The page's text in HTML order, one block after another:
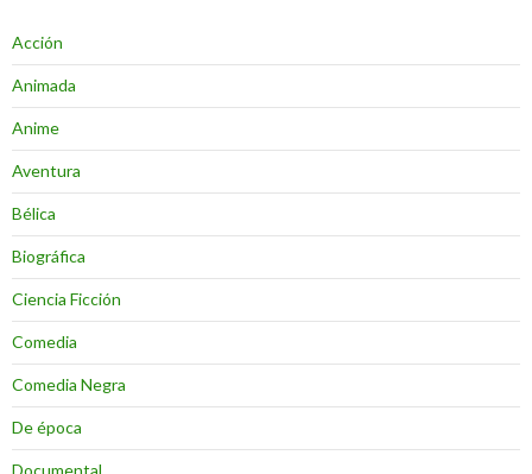
Acción
Animada
Anime
Aventura
Bélica
Biográfica
Ciencia Ficción
Comedia
Comedia Negra
De época